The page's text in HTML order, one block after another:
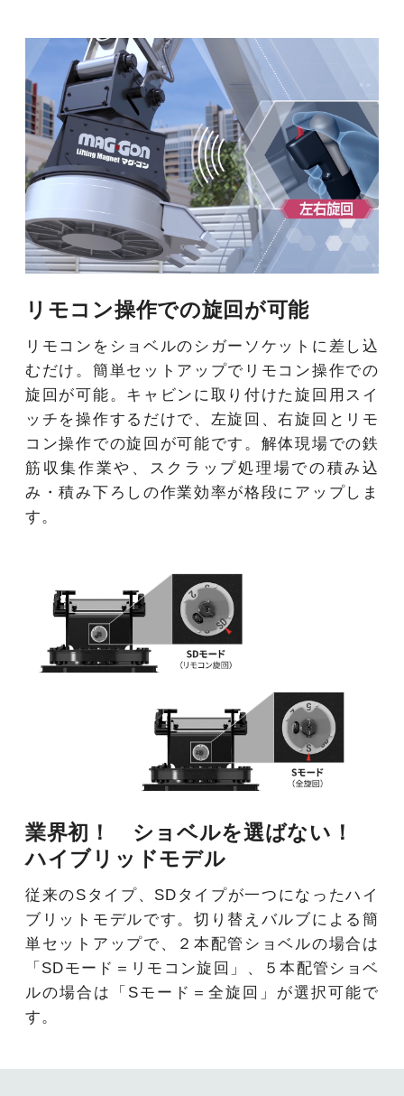
リモコン操作での旋回が可能
リモコンをショベルのシガーソケットに差し込
むだけ。簡単セットアップでリモコン操作での
旋回が可能。キャビンに取り付けた旋回用スイ
ッチを操作するだけで、左旋回、右旋回とリモ
コン操作での旋回が可能です。解体現場での鉄
筋収集作業や、スクラップ処理場での積み込
み・積み下ろしの作業効率が格段にアップしま
す。
業界初！ ショベルを選ばない！
ハイブリッドモデル
従来のSタイプ、SDタイプが一つになったハイ
ブリットモデルです。切り替えバルブによる簡
単セットアップで、２本配管ショベルの場合は
「SDモード＝リモコン旋回」、５本配管ショベ
ルの場合は「Sモード＝全旋回」が選択可能で
す。